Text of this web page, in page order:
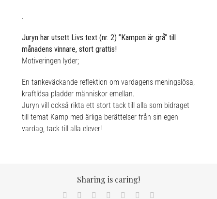
.
Juryn har utsett Livs text (nr. 2) ”Kampen är grå” till
månadens vinnare, stort grattis!
Motiveringen lyder;
En tankeväckande reflektion om vardagens meningslösa,
kraftlösa pladder människor emellan.
Juryn vill också rikta ett stort tack till alla som bidraget
till temat Kamp med ärliga berättelser från sin egen
vardag, tack till alla elever!
Sharing is caring!
Facebook LinkedInWhatsApp
TumblrPinterest